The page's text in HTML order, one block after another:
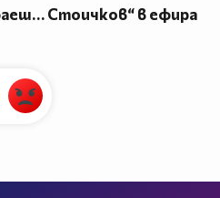
Стоичков“ в ефира